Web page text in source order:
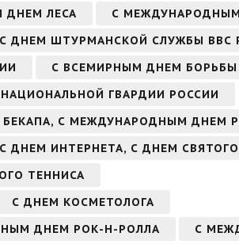
ЛЕСА
С
С ДНЕМ ШТУРМАНСКОЙ СЛУЖБЫ ВВС
С ВСЕМИРНЫМ ДНЕМ БОРЬБЫ
ГВАРДИИ РОССИИ
С МЕЖДУНАРОДНЫМ ДНЕМ
С ДНЕМ ИНТЕРНЕТА, С ДНЕМ
ТЕННИСА
С ДНЕМ КОСМЕТОЛОГА
ДНЕМ РОК-Н-РОЛЛА
С